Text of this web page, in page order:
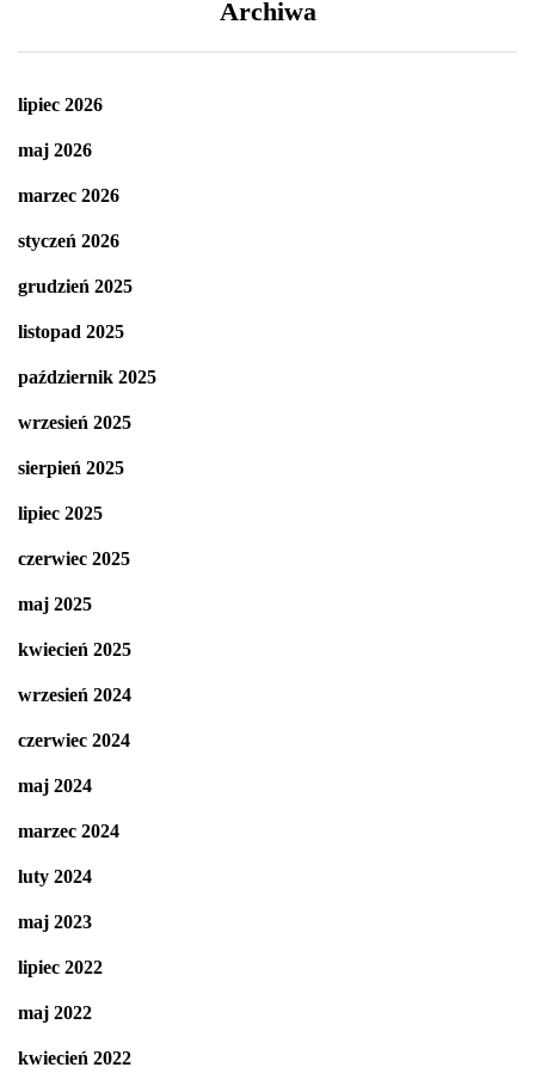
Archiwa
lipiec 2026
maj 2026
marzec 2026
styczeń 2026
grudzień 2025
listopad 2025
październik 2025
wrzesień 2025
sierpień 2025
lipiec 2025
czerwiec 2025
maj 2025
kwiecień 2025
wrzesień 2024
czerwiec 2024
maj 2024
marzec 2024
luty 2024
maj 2023
lipiec 2022
maj 2022
kwiecień 2022